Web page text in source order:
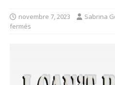
novembre 7, 2023 Sabrina
fermés